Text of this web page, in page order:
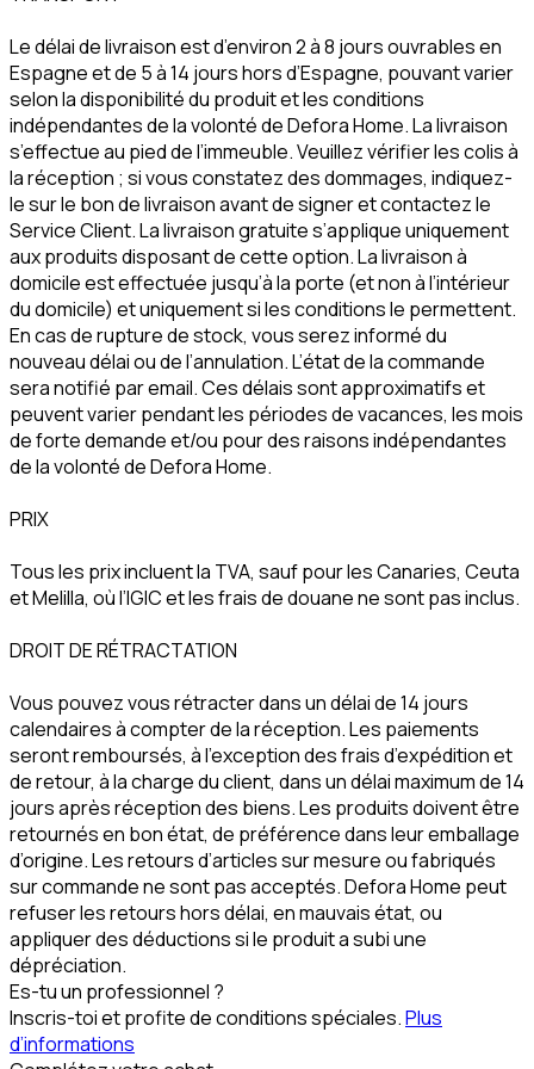
Le délai de livraison est d’environ 2 à 8 jours ouvrables en
Espagne et de 5 à 14 jours hors d’Espagne, pouvant varier
selon la disponibilité du produit et les conditions
indépendantes de la volonté de Defora Home. La livraison
s’effectue au pied de l’immeuble. Veuillez vérifier les colis à
la réception ; si vous constatez des dommages, indiquez-
le sur le bon de livraison avant de signer et contactez le
Service Client. La livraison gratuite s’applique uniquement
aux produits disposant de cette option. La livraison à
domicile est effectuée jusqu’à la porte (et non à l’intérieur
du domicile) et uniquement si les conditions le permettent.
En cas de rupture de stock, vous serez informé du
nouveau délai ou de l’annulation. L’état de la commande
sera notifié par email. Ces délais sont approximatifs et
peuvent varier pendant les périodes de vacances, les mois
de forte demande et/ou pour des raisons indépendantes
de la volonté de Defora Home.
PRIX
Tous les prix incluent la TVA, sauf pour les Canaries, Ceuta
et Melilla, où l’IGIC et les frais de douane ne sont pas inclus.
DROIT DE RÉTRACTATION
Vous pouvez vous rétracter dans un délai de 14 jours
calendaires à compter de la réception. Les paiements
seront remboursés, à l’exception des frais d’expédition et
de retour, à la charge du client, dans un délai maximum de 14
jours après réception des biens. Les produits doivent être
retournés en bon état, de préférence dans leur emballage
d’origine. Les retours d’articles sur mesure ou fabriqués
sur commande ne sont pas acceptés. Defora Home peut
refuser les retours hors délai, en mauvais état, ou
appliquer des déductions si le produit a subi une
dépréciation.
Es-tu un professionnel ?
Inscris-toi et profite de conditions spéciales.Plus
d’informations